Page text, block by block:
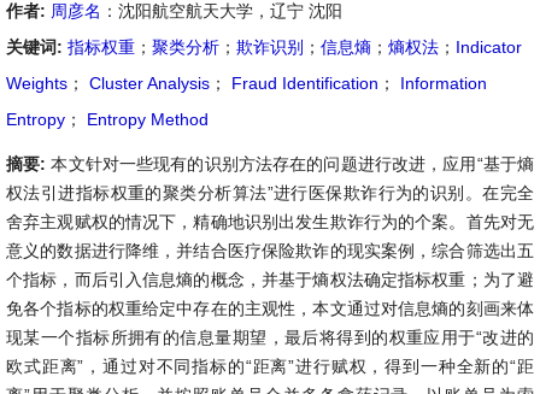
作者: 周彦名 ：沈阳航空航天大学，辽宁 沈阳
关键词: 指标权重 ； 聚类分析 ； 欺诈识别 ； 信息熵 ； 熵权法 ； Indicator
Weights ； Cluster Analysis ； Fraud Identification ；
Information
Entropy ； Entropy Method
摘要:本文针对一些现有的识别方法存在的问题进行改进，应用“基于熵
权法引进指标权重的聚类分析算法”进行医保欺诈行为的识别。在完全
舍弃主观赋权的情况下，精确地识别出发生欺诈行为的个案。首先对无
意义的数据进行降维，并结合医疗保险欺诈的现实案例，综合筛选出五
个指标，而后引入信息熵的概念，并基于熵权法确定指标权重；为了避
免各个指标的权重给定中存在的主观性，本文通过对信息熵的刻画来体
现某一个指标所拥有的信息量期望，最后将得到的权重应用于“改进的
欧式距离”，通过对不同指标的“距离”进行赋权，得到一种全新的“距